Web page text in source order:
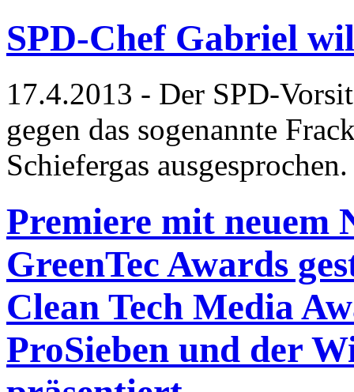
SPD-Chef Gabriel
17.4.2013 - Der SPD-
gegen das sogenannte
Schiefergas
Premiere mit neuem
GreenTec Awards
Clean Tech Media
ProSieben und der